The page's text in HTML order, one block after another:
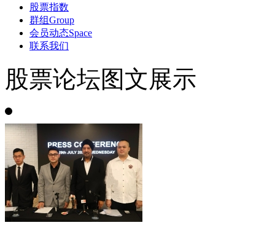
股票指数
群组Group
会员动态Space
联系我们
股票论坛图文展示